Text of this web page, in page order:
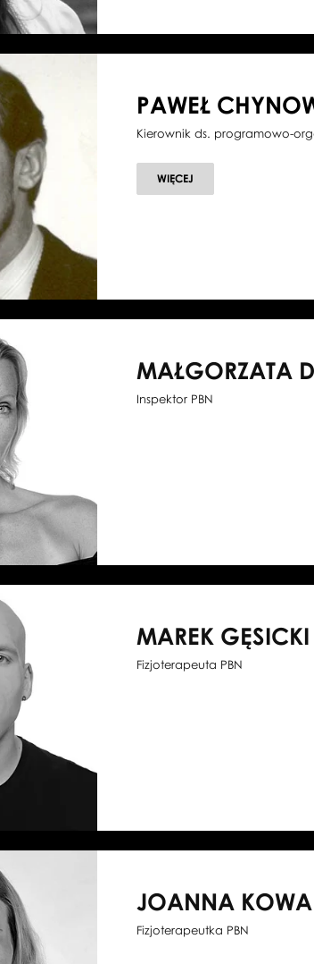
PAWEŁ
Kierownik ds. programowo-
WIĘCEJ
PAWEŁ
MAŁGORZATA
Inspektor PBN
MAREK GĘSICKI
Fizjoterapeuta PBN
JOANNA
Fizjoterapeutka PBN